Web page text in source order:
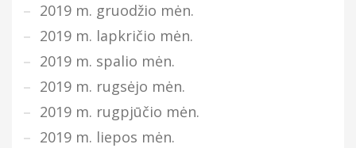
2019 m. gruodžio mėn.
2019 m. lapkričio mėn.
2019 m. spalio mėn.
2019 m. rugsėjo mėn.
2019 m. rugpjūčio mėn.
2019 m. liepos mėn.